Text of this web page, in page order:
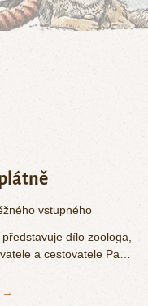
vstupného
dílo zoologa,
a cestovatele Pavla
působí…
→